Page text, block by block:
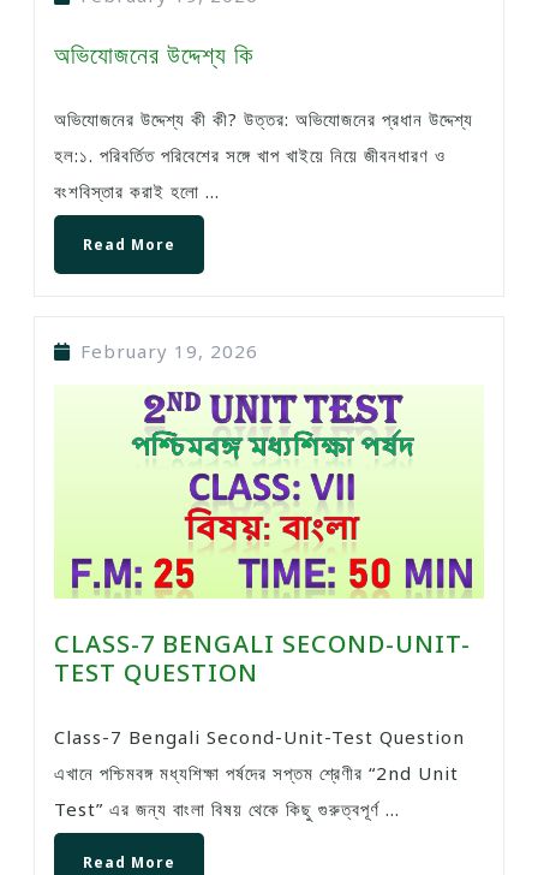
অভিযোজনের উদ্দেশ্য কি
অভিযোজনের উদ্দেশ্য কী কী? উত্তর: অভিযোজনের প্রধান উদ্দেশ্য
হল:১. পরিবর্তিত পরিবেশের সঙ্গে খাপ খাইয়ে নিয়ে জীবনধারণ ও
বংশবিস্তার করাই হলো ...
Read More
February 19, 2026
CLASS-7 BENGALI SECOND-UNIT-
TEST QUESTION
Class-7 Bengali Second-Unit-Test Question
এখানে পশ্চিমবঙ্গ মধ্যশিক্ষা পর্ষদের সপ্তম শ্রেণীর “2nd Unit
Test” এর জন্য বাংলা বিষয় থেকে কিছু গুরুত্বপূর্ণ ...
Read More